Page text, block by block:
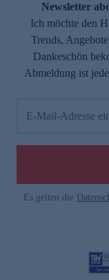
Newsletter
Ich möchte den
Trends,
Dankeschön
Abmeldung ist
E-Mail-Adresse
Es gelten die